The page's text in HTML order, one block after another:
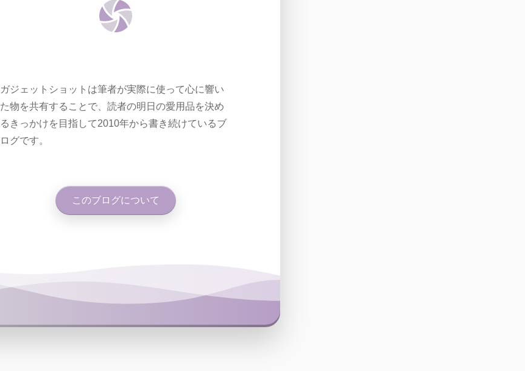
ガジェットショットは筆者が実際に使って心に響い
た物を共有することで、読者の明日の愛用品を決め
るきっかけを目指して2010年から書き続けているブ
ログです。
このブログについて